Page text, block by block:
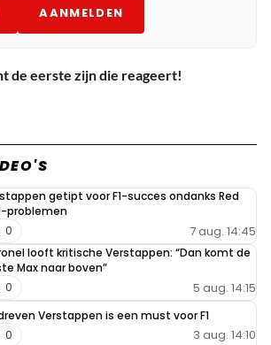
AANMELDEN
de eerste zijn die reageert!
getipt voor F1-succes ondanks Red
problemen
7 aug. 14:45
0
looft kritische Verstappen: “Dan komt de
Max naar boven”
5 aug. 14:15
0
Verstappen is een must voor F1
3 aug. 14:10
0